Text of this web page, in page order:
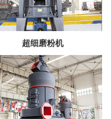
超细磨粉机